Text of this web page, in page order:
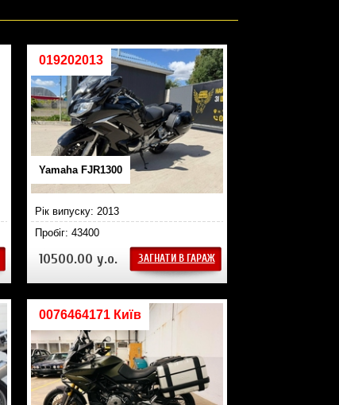
019202013
Yamaha FJR1300
Рік випуску: 2013
Пробіг: 43400
10500.00 у.о. ЗАГНАТИ В ГАРАЖ
0076464171 Київ